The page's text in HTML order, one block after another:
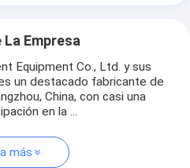
La Empresa
Equipment Co., Ltd. y sus
un destacado fabricante de
China, con casi una
en la ...
más